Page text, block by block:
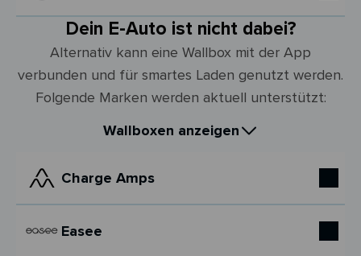
Dein E-Auto ist nicht dabei?
Alternativ kann eine Wallbox mit der App
verbunden und für smartes Laden genutzt werden.
Folgende Marken werden aktuell unterstützt:
Wallboxen anzeigen
Charge Amps
Easee